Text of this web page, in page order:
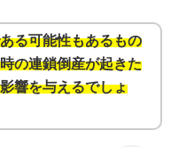
る可能性もあるもの
の連鎖倒産が起きた
響を与えるでしょ